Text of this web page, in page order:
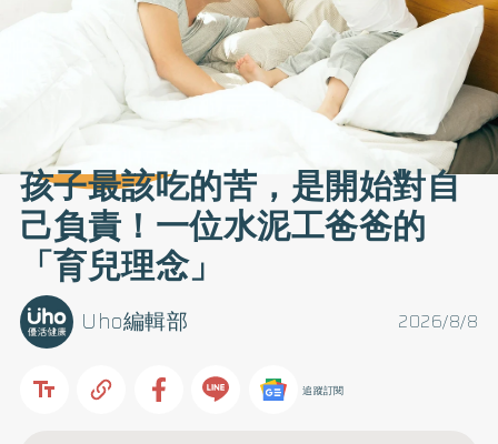
孩子最該吃的苦，是開始對自
己負責！一位水泥工爸爸的
「育兒理念」
2026/8/8
Uho編輯部
追蹤訂閱